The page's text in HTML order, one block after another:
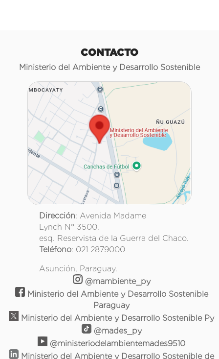
CONTACTO
Ministerio del Ambiente y Desarrollo Sostenible
Dirección: Avenida Madame
Lynch N° 3500.
esq. Reservista de la Guerra del Chaco.
Teléfono: 021 2879000
Asunción, Paraguay.
@mambiente_py
Ministerio del Ambiente y Desarrollo Sostenible
Paraguay
Ministerio del Ambiente y Desarrollo Sostenible Py
@mades_py
@ministeriodelambientemades9510
Ministerio del Ambiente y Desarrollo Sostenible de